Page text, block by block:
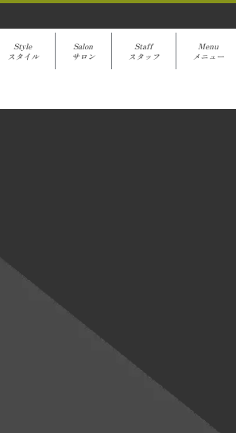
Style
スタイル
Salon
サロン
Staff
スタッフ
Menu
メニュー